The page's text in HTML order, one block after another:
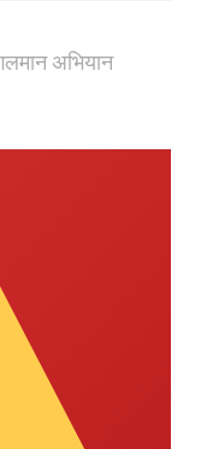
अभियान